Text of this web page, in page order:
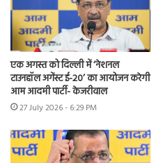
एक अगस्त को दिल्ली में ‘नेशनल
टाउनहॉल अगेंस्ट ई-20’ का आयोजन करेगी
आम आदमी पार्टी- केजरीवाल
27 July 2026 - 6:29 PM